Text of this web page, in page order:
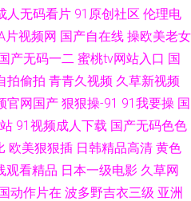
人无码看片 91原创社区 伦理电
片视频网 国产自在线 操欧美老女
产无码一二 蜜桃tv网站入口 国
拍偷拍 青青久视频 久草新视频
官网国产 狠狠操-91 91我要操 国
91视频成人下载 国产无码色色
欧美狠狠插 日韩精品高清 黄色
观看精品 日本一级电影 久草网
动作片在 波多野吉衣三级 亚洲